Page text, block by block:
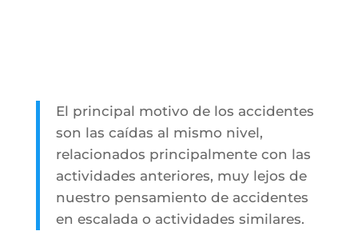
El principal motivo de los accidentes
son las caídas al mismo nivel,
relacionados principalmente con las
actividades anteriores, muy lejos de
nuestro pensamiento de accidentes
en escalada o actividades similares.